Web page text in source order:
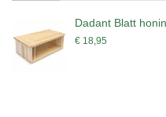
Dadant Blatt
€ 18,95